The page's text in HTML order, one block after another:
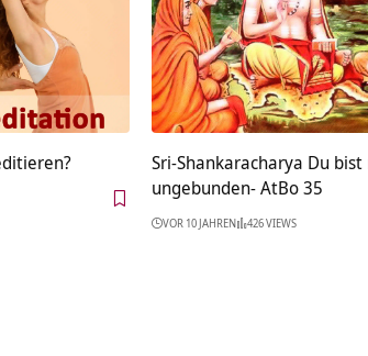
Sri-Shankaracharya Du
ungebunden- AtBo 35
VOR 10 JAHREN 426 VIEWS